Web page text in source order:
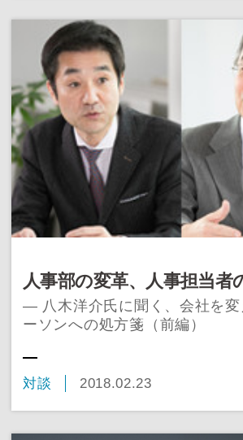
人事部の変革、人事担当者
― 八木洋介氏に聞く、会社を
ーソンへの処方箋（前編）
対談 2018.02.23